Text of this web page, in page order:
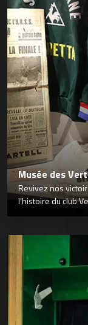
Musée des
Revivez nos
l’histoire du club